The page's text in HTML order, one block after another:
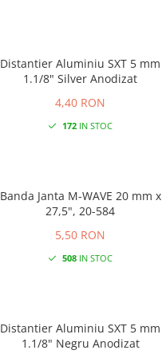
Distantier Aluminiu SXT 5 mm
1.1/8" Silver Anodizat
4,40 RON
172 IN STOC
Banda Janta M-WAVE 20 mm x
27,5", 20-584
5,50 RON
508 IN STOC
Distantier Aluminiu SXT 5 mm
1.1/8" Negru Anodizat